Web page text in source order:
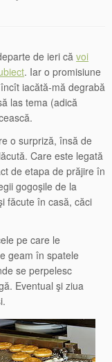
de ieri căvoi
. Iar o promisiune
iacătă-mă degrabă
las tema (adică
o surpriză, însă de
Care este legată
de etapa de prăjire în
gogoşile de la
făcute în casă, căci
pe care le
geam în spatele
se perpelesc
Eventual şi ziua